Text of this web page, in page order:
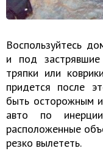
Воспользуйтесь
и под
тряпки или
придется после
быть осторожным
авто по
расположенные
резко вылететь.